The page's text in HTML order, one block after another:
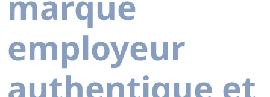
employeur
authentique et